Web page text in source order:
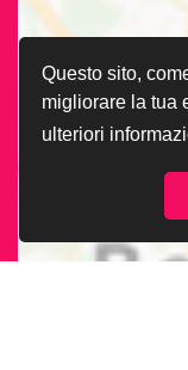
Questo sito,
migliorare la tua
ulteriori